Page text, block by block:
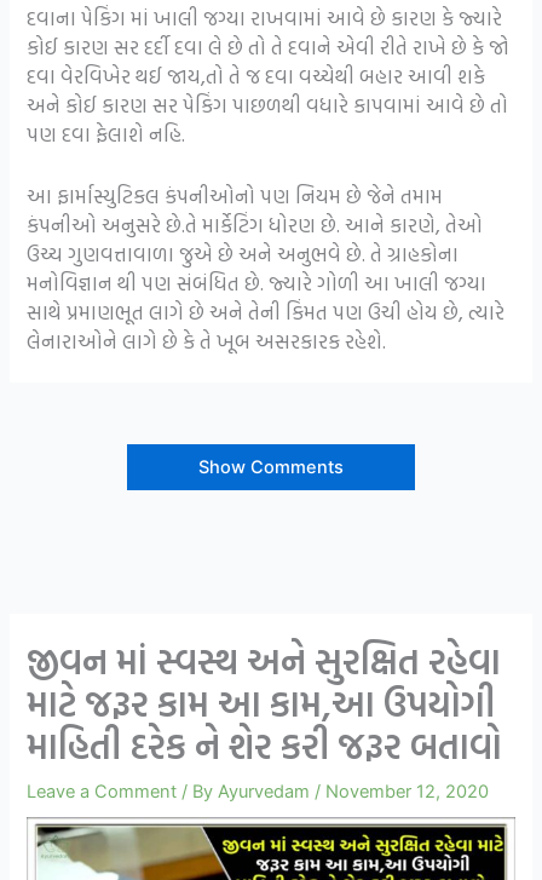
દવાના પેકિંગ માં ખાલી જગ્યા રાખવામાં આવે છે કારણ કે જ્યારે
કોઈ કારણ સર દર્દી દવા લે છે તો તે દવાને એવી રીતે રાખે છે કે જો
દવા વેરવિખેર થઈ જાય,તો તે જ દવા વચ્ચેથી બહાર આવી શકે
અને કોઈ કારણ સર પેકિંગ પાછળથી વધારે કાપવામાં આવે છે તો
પણ દવા ફેલાશે નહિ.
આ ફાર્માસ્યુટિકલ કંપનીઓનો પણ નિયમ છે જેને તમામ
કંપનીઓ અનુસરે છે.તે માર્કેટિંગ ધોરણ છે. આને કારણે, તેઓ
ઉચ્ચ ગુણવત્તાવાળા જુએ છે અને અનુભવે છે. તે ગ્રાહકોના
મનોવિજ્ઞાન થી પણ સંબંધિત છે. જ્યારે ગોળી આ ખાલી જગ્યા
સાથે પ્રમાણભૂત લાગે છે અને તેની કિંમત પણ ઉચી હોય છે, ત્યારે
લેનારાઓને લાગે છે કે તે ખૂબ અસરકારક રહેશે.
Show Comments
જીવન માં સ્વસ્થ અને સુરક્ષિત રહેવા
માટે જરૂર કામ આ કામ,આ ઉપયોગી
માહિતી દરેક ને શેર કરી જરૂર બતાવો
Leave a Comment / ByAyurvedam / November 12, 2020